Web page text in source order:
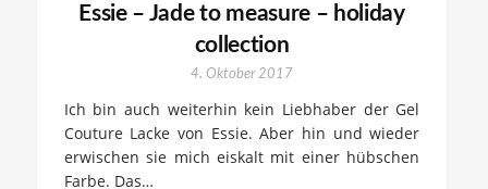
Essie – Jade to measure – holiday
collection
4. Oktober 2017
Ich bin auch weiterhin kein Liebhaber der Gel
Couture Lacke von Essie. Aber hin und wieder
erwischen sie mich eiskalt mit einer hübschen
Farbe. Das…